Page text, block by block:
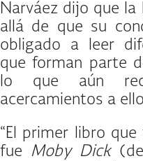
Narváez dijo que la
allá de que su
obligado a leer
que forman parte
lo que aún
acercamientos a
“El primer libro
fue Moby Dick(de